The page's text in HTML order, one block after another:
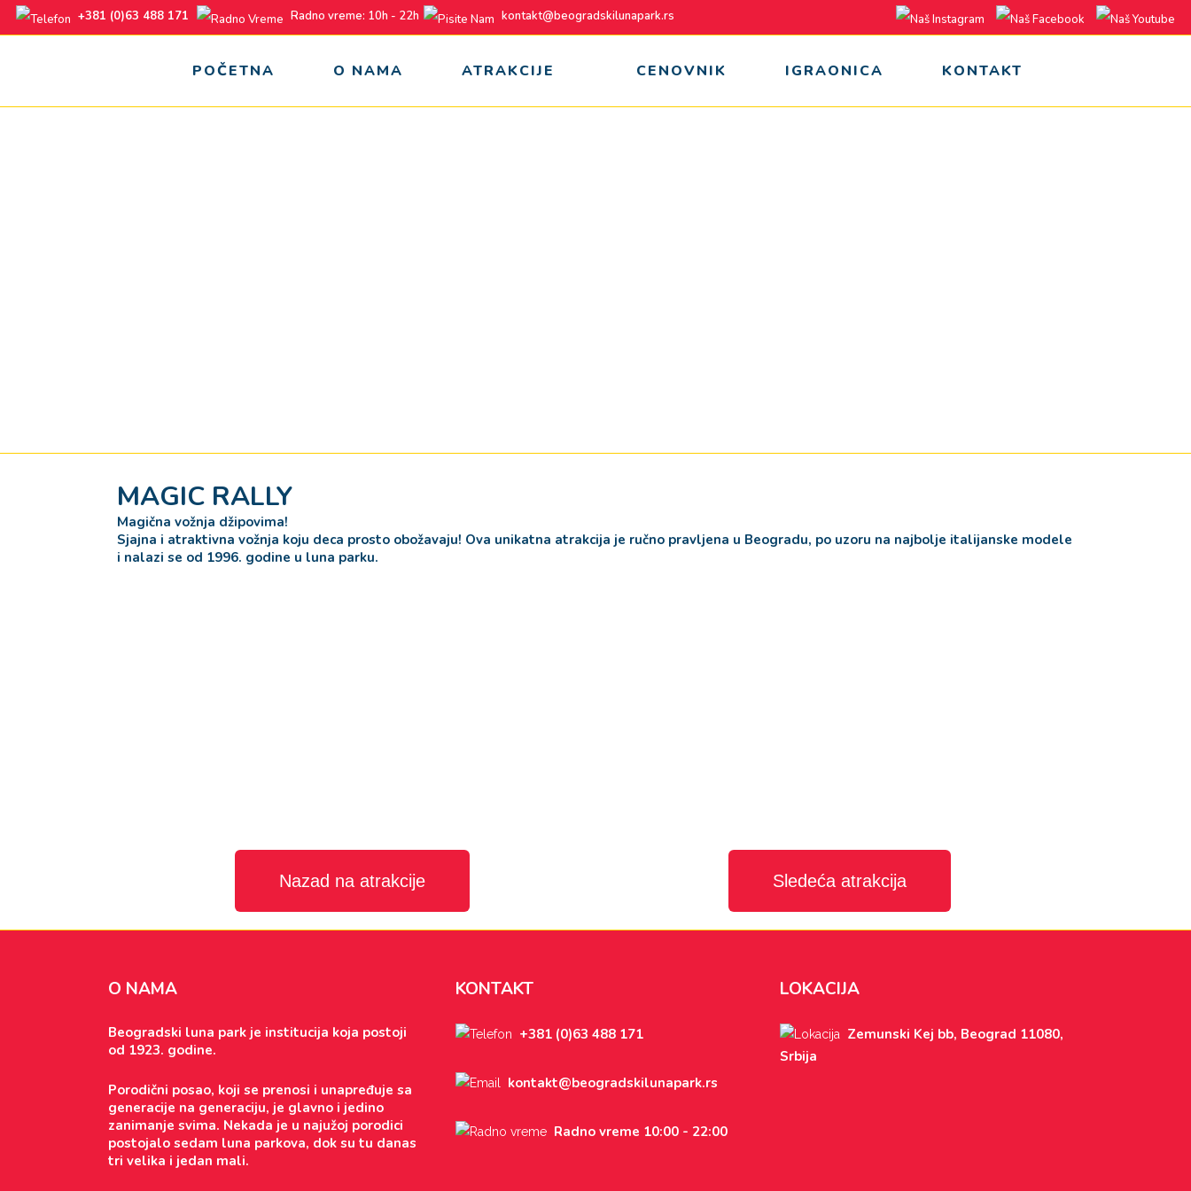
+381 (0)63 488 171 Radno vreme: 10h - 22h kontakt@beogradskilunapark.rs
POČETNA O NAMA ATRAKCIJE CENOVNIK IGRAONICA KONTAKT
MAGIC RALLY
Magična vožnja džipovima!
Sjajna i atraktivna vožnja koju deca prosto obožavaju! Ova unikatna atrakcija je ručno pravljena u Beogradu, po uzoru na najbolje italijanske modele
i nalazi se od 1996. godine u luna parku.
Nazad na atrakcije Sledeća atrakcija
O NAMA
Beogradski luna park je institucija koja postoji
od 1923. godine.
Porodični posao, koji se prenosi i unapređuje sa
generacije na generaciju, je glavno i jedino
zanimanje svima. Nekada je u najužoj porodici
postojalo sedam luna parkova, dok su tu danas
tri velika i jedan mali.
KONTAKT
+381 (0)63 488 171
kontakt@beogradskilunapark.rs
Radno vreme 10:00 - 22:00
LOKACIJA
Zemunski Kej bb, Beograd 11080,
Srbija